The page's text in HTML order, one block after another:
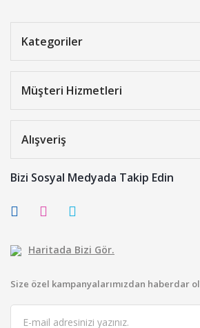
Kategoriler
Müşteri Hizmetleri
Alışveriş
Bizi Sosyal Medyada Takip Edin
Haritada Bizi Gör.
Size özel kampanyalarımızdan haberdar